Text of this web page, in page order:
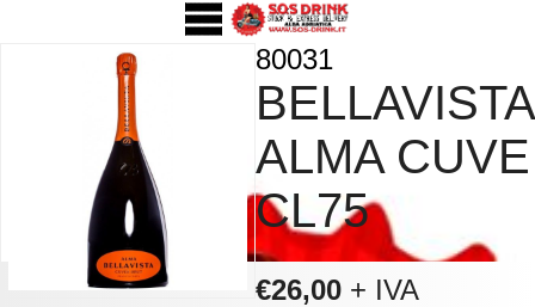
80031
BELLAVISTA
ALMA CUVE
CL75
€26,00 + IVA